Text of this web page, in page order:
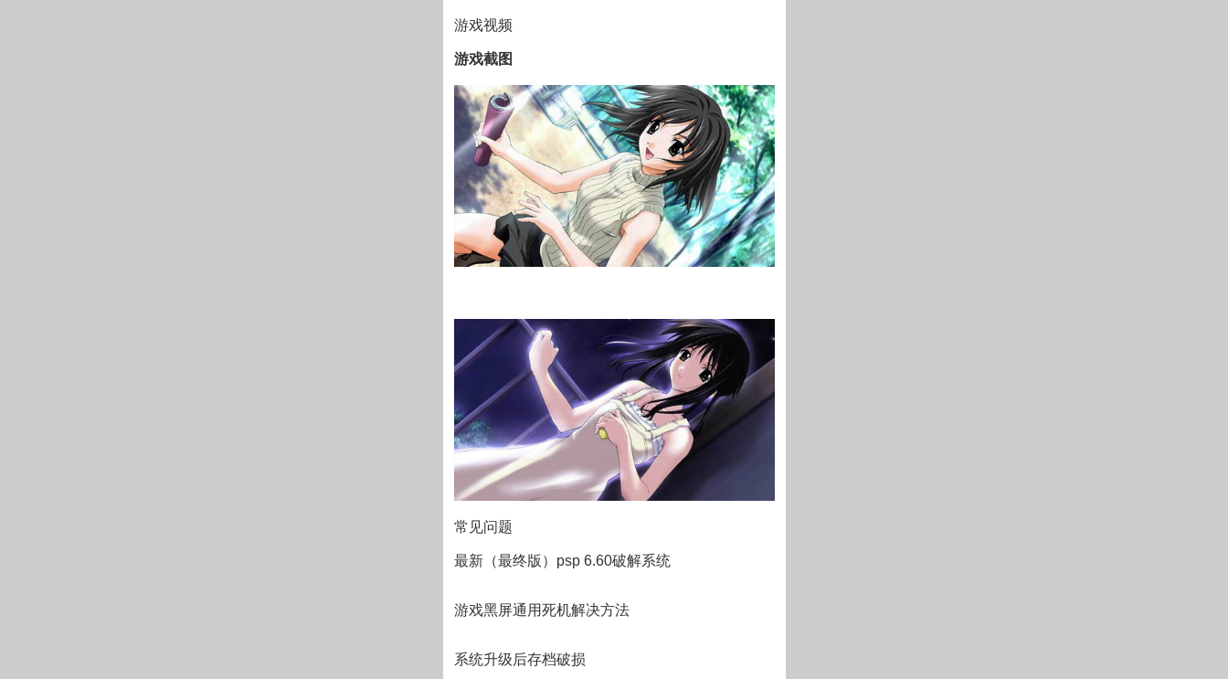
游戏视频
游戏截图
常见问题
最新（最终版）psp 6.60破解系统
游戏黑屏通用死机解决方法
系统升级后存档破损